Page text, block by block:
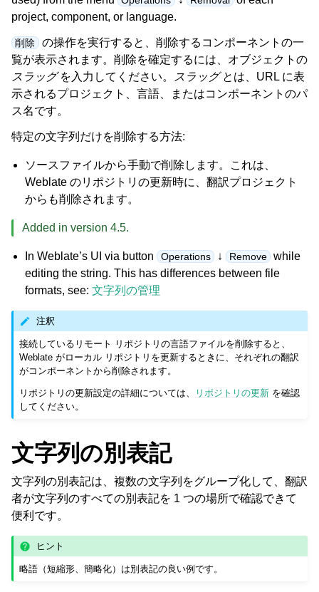
project, component, or language.
削除 の操作を実行すると、削除するコンポーネントの一
覧が表示されます。削除を確定するには、オブジェクトの
スラッグを入力してください。 スラッグとは、URL に表
示されるプロジェクト、言語、またはコンポーネントのパ
ス名です。
特定の文字列だけを削除する方法:
ソースファイルから手動で削除します。これは、
Weblate のリポジトリの更新時に、翻訳プロジェクト
からも削除されます。
Added in version 4.5.
In Weblate’s UI via button Operations ↓ Remove while
editing the string. This has differences between file
formats, see:文字列の管理
注釈
接続しているリモート リポジトリの言語ファイルを削除すると、
Weblate がローカル リポジトリを更新するときに、それぞれの翻訳
がコンポーネントから削除されます。
リポジトリの更新設定の詳細については、 リポジトリの更新 を確認
してください。
文字列の別表記
文字列の別表記は、複数の文字列をグループ化して、翻訳
者が文字列のすべての別表記を 1 つの場所で確認できて
便利です。
ヒント
略語（短縮形、簡略化）は別表記の良い例です。